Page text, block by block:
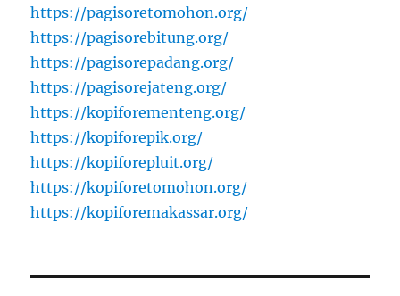
https://pagisoretomohon.org/
https://pagisorebitung.org/
https://pagisorepadang.org/
https://pagisorejateng.org/
https://kopiforementeng.org/
https://kopiforepik.org/
https://kopiforepluit.org/
https://kopiforetomohon.org/
https://kopiforemakassar.org/